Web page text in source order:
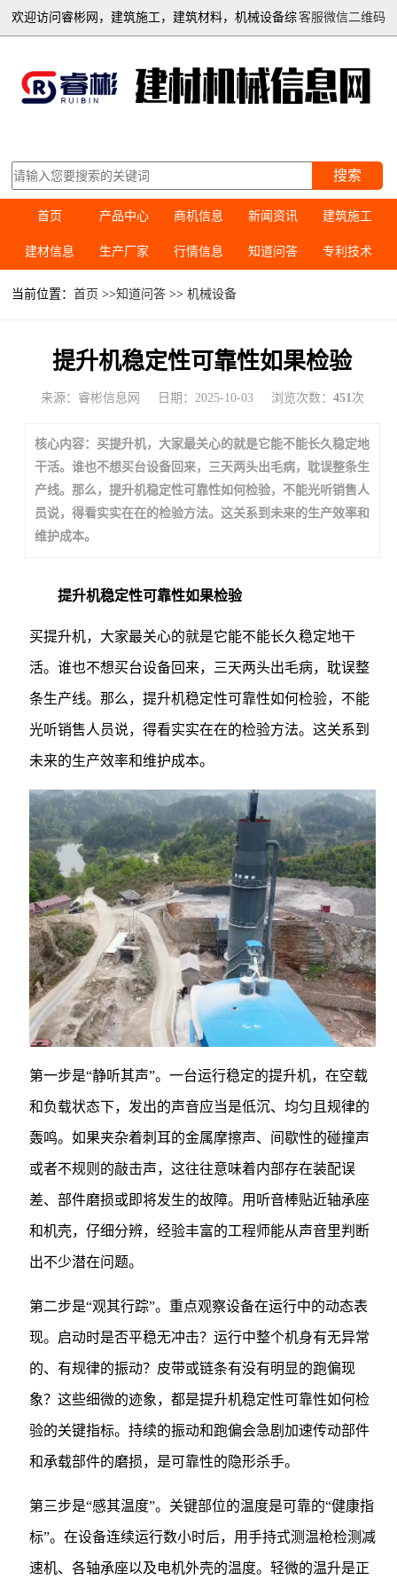
客服微信二维码
欢迎访问睿彬网，建筑施工，建筑材料，机械设备综
搜索
首页 产品中心 商机信息 新闻资讯 建筑施工
建材信息 生产厂家 行情信息 知道问答 专利技术
当前位置：首页 >>知道问答 >>机械设备
提升机稳定性可靠性如果检验
来源：睿彬信息网 日期：2025-10-03 浏览次数： 451 次
核心内容：买提升机，大家最关心的就是它能不能长久稳定地
干活。谁也不想买台设备回来，三天两头出毛病，耽误整条生
产线。那么，提升机稳定性可靠性如何检验，不能光听销售人
员说，得看实实在在的检验方法。这关系到未来的生产效率和
维护成本。
提升机稳定性可靠性如果检验
买提升机，大家最关心的就是它能不能长久稳定地干
活。谁也不想买台设备回来，三天两头出毛病，耽误整
条生产线。那么，提升机稳定性可靠性如何检验，不能
光听销售人员说，得看实实在在的检验方法。这关系到
未来的生产效率和维护成本。
第一步是“静听其声”。一台运行稳定的提升机，在空载
和负载状态下，发出的声音应当是低沉、均匀且规律的
轰鸣。如果夹杂着刺耳的金属摩擦声、间歇性的碰撞声
或者不规则的敲击声，这往往意味着内部存在装配误
差、部件磨损或即将发生的故障。用听音棒贴近轴承座
和机壳，仔细分辨，经验丰富的工程师能从声音里判断
出不少潜在问题。
第二步是“观其行踪”。重点观察设备在运行中的动态表
现。启动时是否平稳无冲击？运行中整个机身有无异常
的、有规律的振动？皮带或链条有没有明显的跑偏现
象？这些细微的迹象，都是提升机稳定性可靠性如何检
验的关键指标。持续的振动和跑偏会急剧加速传动部件
和承载部件的磨损，是可靠性的隐形杀手。
第三步是“感其温度”。关键部位的温度是可靠的“健康指
标”。在设备连续运行数小时后，用手持式测温枪检测减
速机、各轴承座以及电机外壳的温度。轻微的温升是正